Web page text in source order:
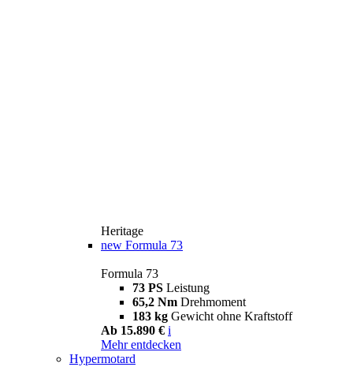
Heritage
new Formula 73
Formula 73
73 PS Leistung
65,2 Nm Drehmoment
183 kg Gewicht ohne Kraftstoff
Ab 15.890 € i
Mehr entdecken
Hypermotard